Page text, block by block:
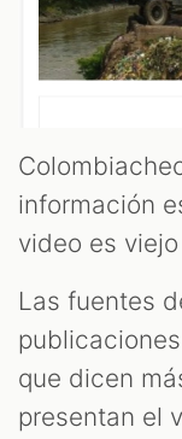
información
video es
Las fuentes
que dicen
presentan el